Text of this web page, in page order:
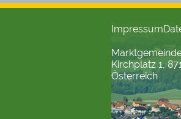
Impressum
Kirchplatz 1,
Österreich